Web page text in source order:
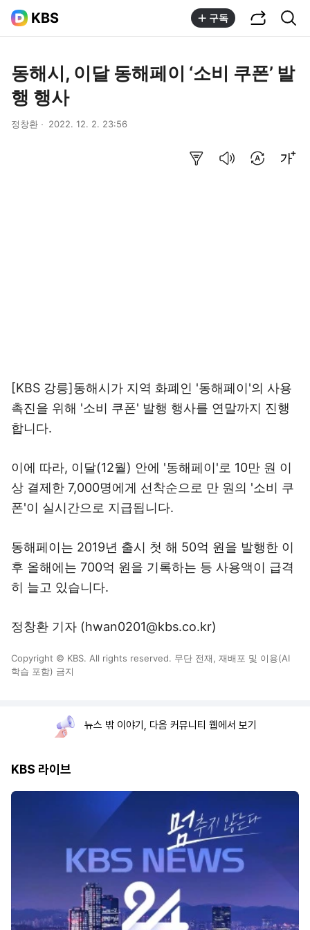
KBS 구독
동해시, 이달 동해페이 ‘소비 쿠폰’ 발
행 행사
정창환 2022. 12. 2. 23:56
[KBS 강릉]동해시가 지역 화폐인 '동해페이'의 사용
촉진을 위해 '소비 쿠폰' 발행 행사를 연말까지 진행
합니다.
이에 따라, 이달(12월) 안에 '동해페이'로 10만 원 이
상 결제한 7,000명에게 선착순으로 만 원의 '소비 쿠
폰'이 실시간으로 지급됩니다.
동해페이는 2019년 출시 첫 해 50억 원을 발행한 이
후 올해에는 700억 원을 기록하는 등 사용액이 급격
히 늘고 있습니다.
정창환 기자 (hwan0201@kbs.co.kr)
Copyright © KBS. All rights reserved. 무단 전재, 재배포 및 이용(AI
학습 포함) 금지
뉴스 밖 이야기, 다음 커뮤니티 웹에서 보기
KBS 라이브